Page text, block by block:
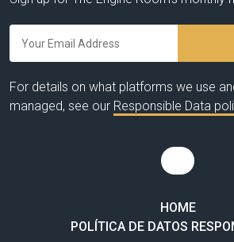
For details on what platforms we use
managed, see our Responsible Data
HOME
POLÍTICA DE DATOS